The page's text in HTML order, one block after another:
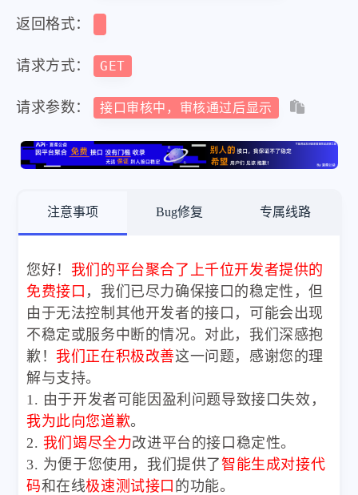
返回格式：
请求方式： GET
请求参数： 接口审核中，审核通过后显示
注意事项 Bug修复 专属线路
您好！ 我们的平台聚合了上千位开发者提供的
免费接口 ，我们已尽力确保接口的稳定性，但
由于无法控制其他开发者的接口，可能会出现
不稳定或服务中断的情况。对此，我们深感抱
歉！ 我们正在积极改善这一问题，感谢您的理
解与支持。
1. 由于开发者可能因盈利问题导致接口失效，
我为此向您道歉。
2. 我们竭尽全力改进平台的接口稳定性。
3. 为便于您使用，我们提供了智能生成对接代
码和在线极速测试接口 的功能。